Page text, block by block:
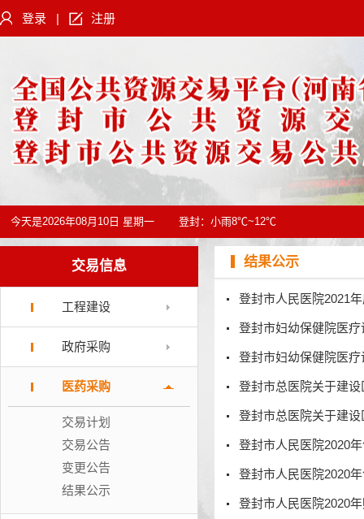
登录 | 注册
今天是2026年08月10日 星期一 登封： 小雨8℃~12℃
交易信息
工程建设
政府采购
医药采购
交易计划
交易公告
变更公告
结果公示
结果公示
登封市人民医院2021
登封市妇幼保健院医
登封市妇幼保健院医
登封市人民医院2020